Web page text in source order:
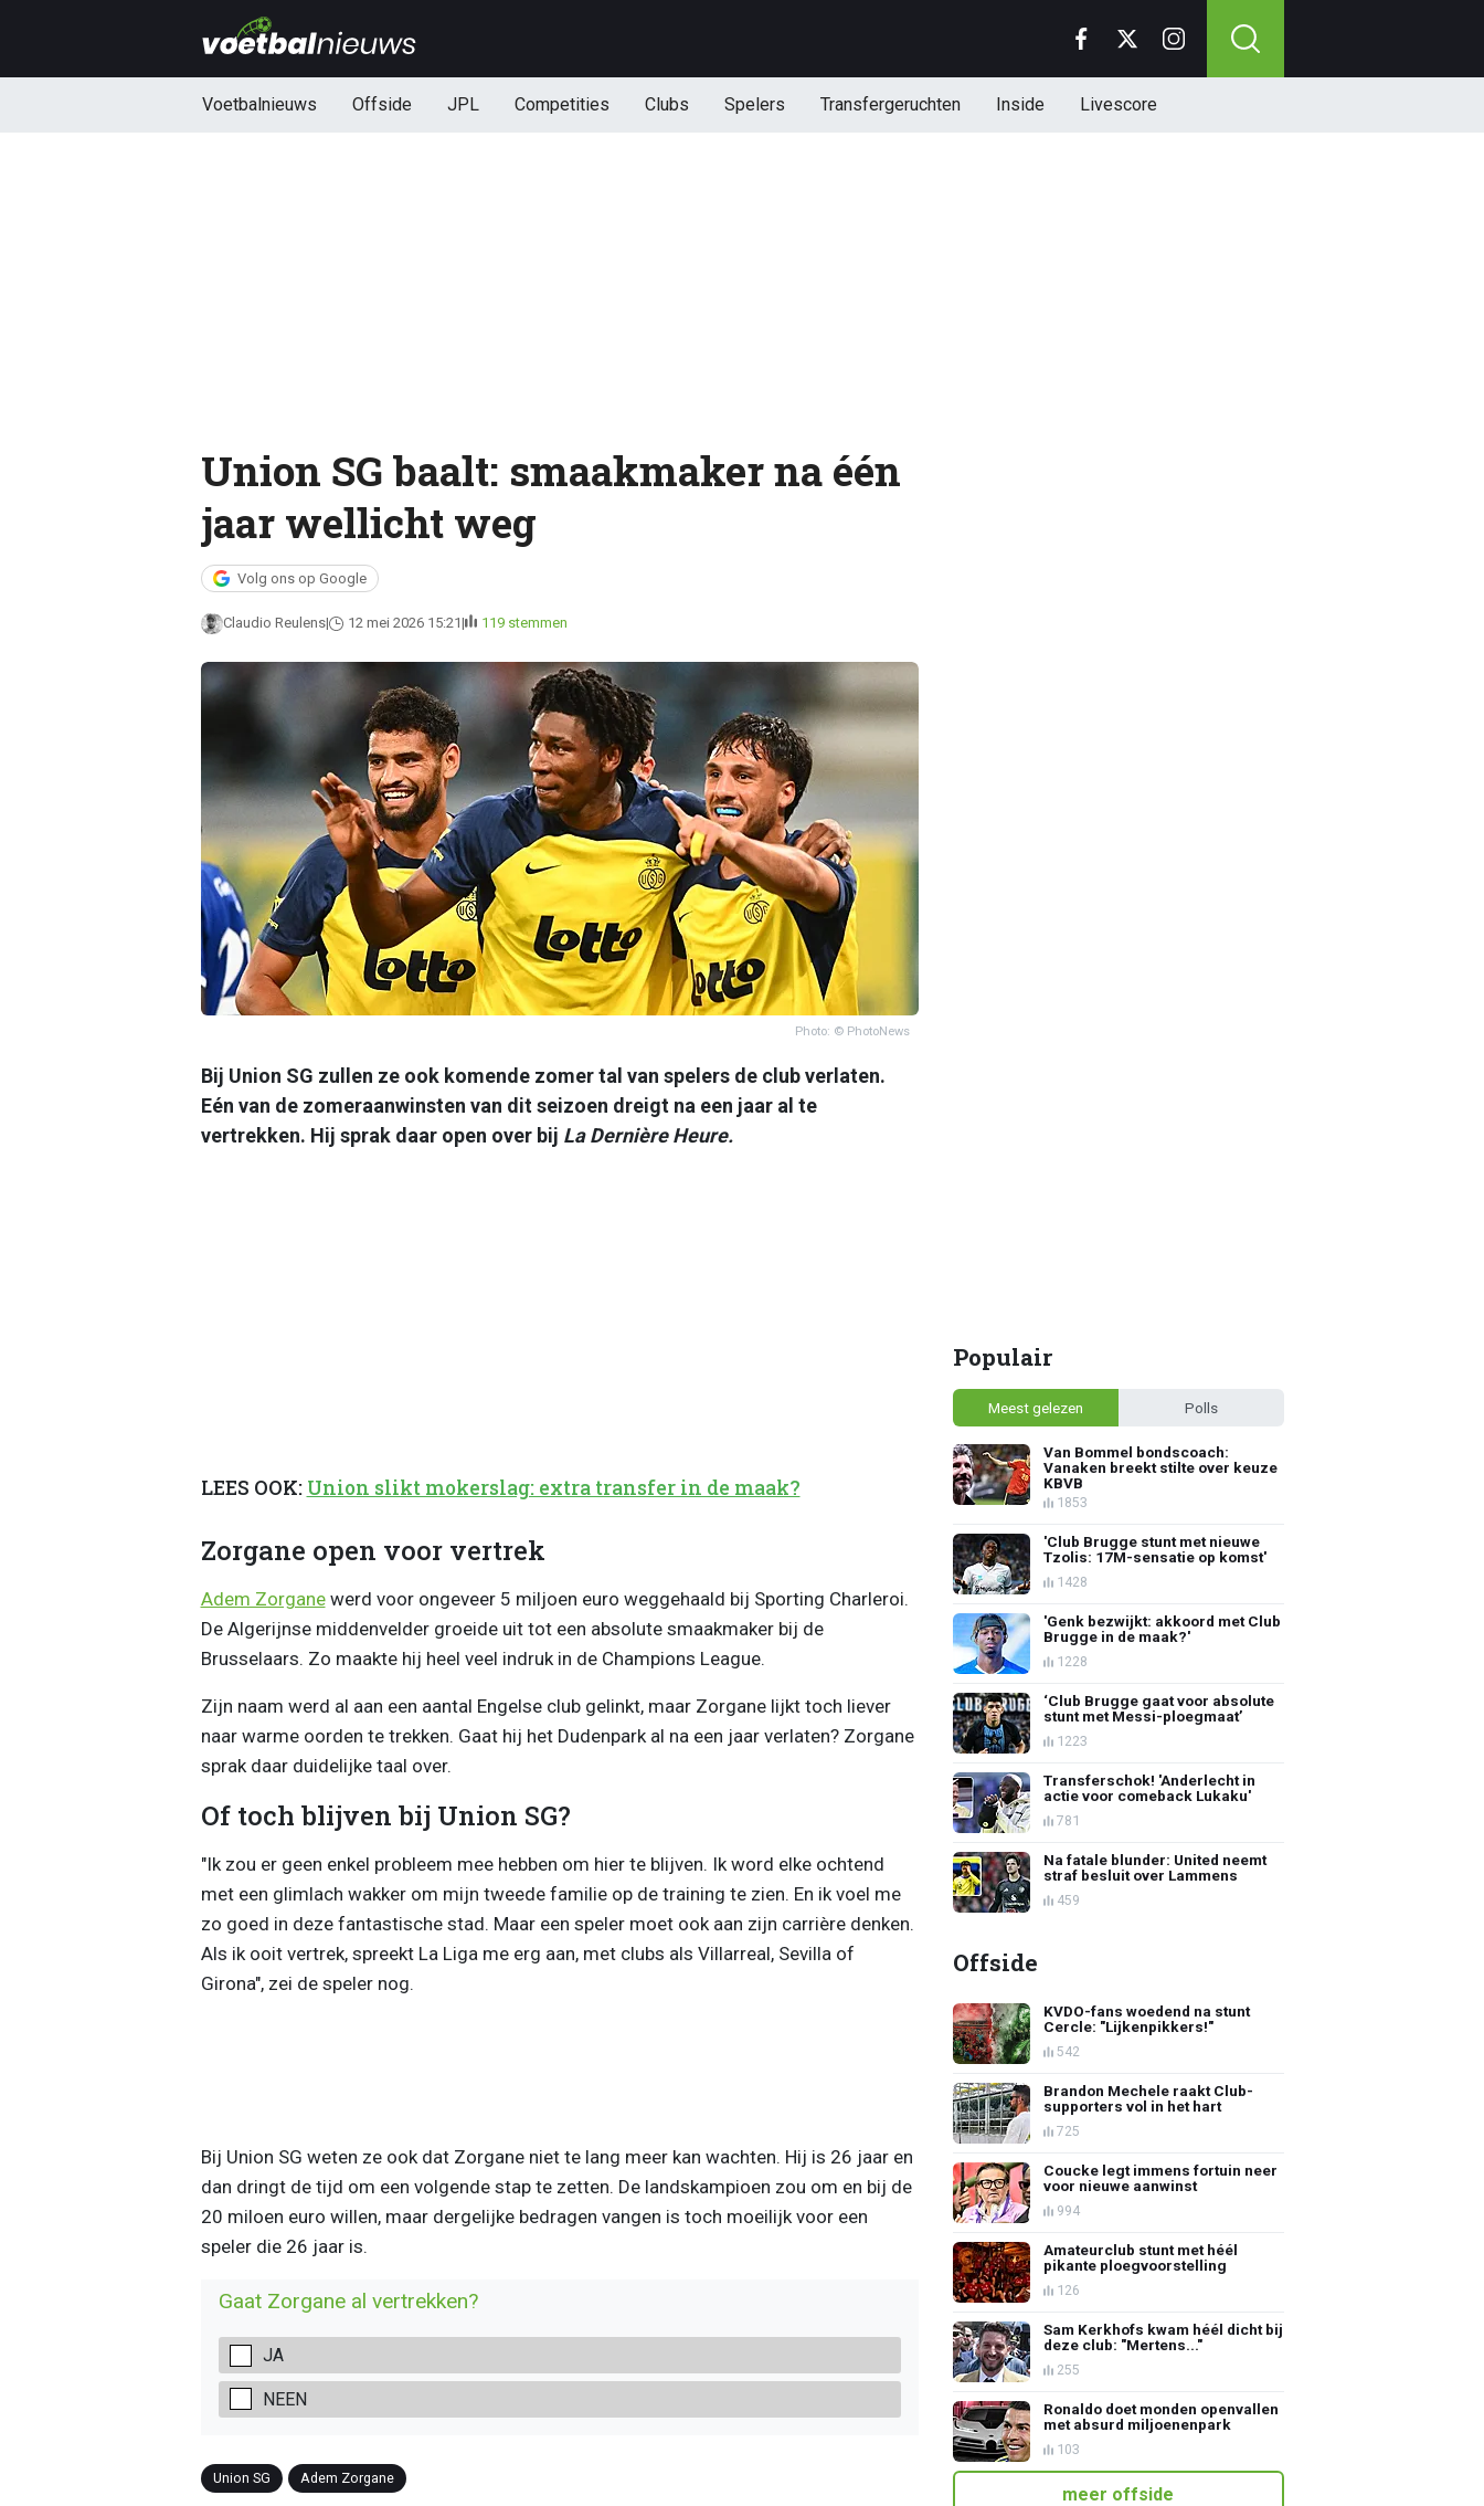
Voetbalnieuws Offside JPL Competities Clubs Spelers Transfergeruchten Inside Livescore
Union SG baalt: smaakmaker na één
jaar wellicht weg
Volg ons op Google
Claudio Reulens 12 mei 2026 15:21 119 stemmen
Photo: © PhotoNews
Bij Union SG zullen ze ook komende zomer tal van spelers de club verlaten.
Eén van de zomeraanwinsten van dit seizoen dreigt na een jaar al te
vertrekken. Hij sprak daar open over bij La Dernière Heure.
LEES OOK: Union slikt mokerslag: extra transfer in de maak?
Zorgane open voor vertrek
Adem Zorganewerd voor ongeveer 5 miljoen euro weggehaald bij Sporting Charleroi.
De Algerijnse middenvelder groeide uit tot een absolute smaakmaker bij de
Brusselaars. Zo maakte hij heel veel indruk in de Champions League.
Zijn naam werd al aan een aantal Engelse club gelinkt, maar Zorgane lijkt toch liever
naar warme oorden te trekken. Gaat hij het Dudenpark al na een jaar verlaten? Zorgane
sprak daar duidelijke taal over.
Of toch blijven bij Union SG?
"Ik zou er geen enkel probleem mee hebben om hier te blijven. Ik word elke ochtend
met een glimlach wakker om mijn tweede familie op de training te zien. En ik voel me
zo goed in deze fantastische stad. Maar een speler moet ook aan zijn carrière denken.
Als ik ooit vertrek, spreekt La Liga me erg aan, met clubs als Villarreal, Sevilla of
Girona", zei de speler nog.
Bij Union SG weten ze ook dat Zorgane niet te lang meer kan wachten. Hij is 26 jaar en
dan dringt de tijd om een volgende stap te zetten. De landskampioen zou om en bij de
20 miloen euro willen, maar dergelijke bedragen vangen is toch moeilijk voor een
speler die 26 jaar is.
Gaat Zorgane al vertrekken?
JA
NEEN
Union SG Adem Zorgane
Populair
Meest gelezen Polls
Van Bommel bondscoach:
Vanaken breekt stilte over keuze
KBVB
1853
'Club Brugge stunt met nieuwe
Tzolis: 17M-sensatie op komst'
1428
'Genk bezwijkt: akkoord met Club
Brugge in de maak?'
1228
‘Club Brugge gaat voor absolute
stunt met Messi-ploegmaat’
1223
Transferschok! 'Anderlecht in
actie voor comeback Lukaku'
781
Na fatale blunder: United neemt
straf besluit over Lammens
459
Offside
KVDO-fans woedend na stunt
Cercle: "Lijkenpikkers!"
542
Brandon Mechele raakt Club-
supporters vol in het hart
725
Coucke legt immens fortuin neer
voor nieuwe aanwinst
994
Amateurclub stunt met héél
pikante ploegvoorstelling
126
Sam Kerkhofs kwam héél dicht bij
deze club: "Mertens..."
255
Ronaldo doet monden openvallen
met absurd miljoenenpark
103
meer offside